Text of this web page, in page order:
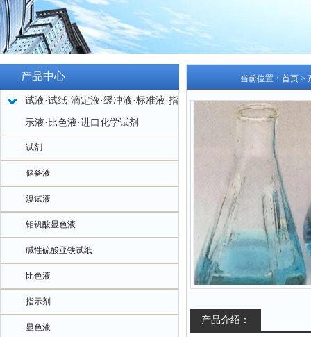
产品中心
试液·试纸·滴定液·缓冲液·标准液·指
示液·比色液·进口化学试剂
试剂
储备液
溴试液
钼钒酸显色液
碱性硫酸亚铁试纸
比色液
指示剂
显色液
当前位置： 首页 >
产品介绍：